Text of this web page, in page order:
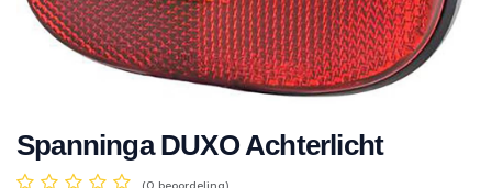
Spanninga DUXO Achterlicht